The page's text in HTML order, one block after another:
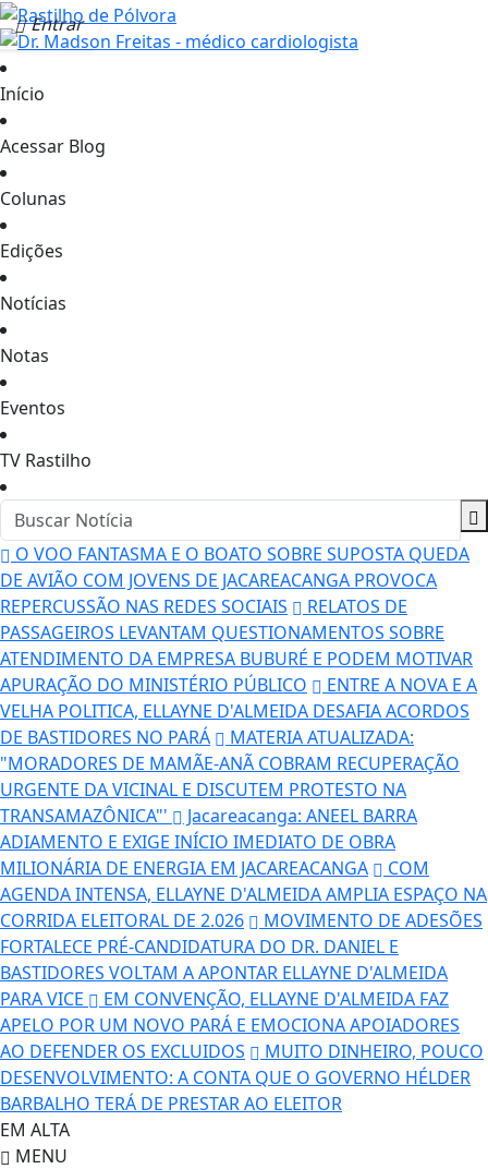
Entrar
Início
Acessar Blog
Colunas
Edições
Notícias
Notas
Eventos
TV Rastilho
O VOO FANTASMA E O BOATO SOBRE SUPOSTA QUEDA
DE AVIÃO COM JOVENS DE JACAREACANGA PROVOCA
REPERCUSSÃO NAS REDES SOCIAIS
RELATOS DE
PASSAGEIROS LEVANTAM QUESTIONAMENTOS SOBRE
ATENDIMENTO DA EMPRESA BUBURÉ E PODEM MOTIVAR
APURAÇÃO DO MINISTÉRIO PÚBLICO
ENTRE A NOVA E A
VELHA POLITICA, ELLAYNE D'ALMEIDA DESAFIA ACORDOS
DE BASTIDORES NO PARÁ
MATERIA ATUALIZADA:
"MORADORES DE MAMÃE-ANÃ COBRAM RECUPERAÇÃO
URGENTE DA VICINAL E DISCUTEM PROTESTO NA
TRANSAMAZÔNICA"'
Jacareacanga: ANEEL BARRA
ADIAMENTO E EXIGE INÍCIO IMEDIATO DE OBRA
MILIONÁRIA DE ENERGIA EM JACAREACANGA
COM
AGENDA INTENSA, ELLAYNE D'ALMEIDA AMPLIA ESPAÇO NA
CORRIDA ELEITORAL DE 2.026
MOVIMENTO DE ADESÕES
FORTALECE PRÉ-CANDIDATURA DO DR. DANIEL E
BASTIDORES VOLTAM A APONTAR ELLAYNE D'ALMEIDA
PARA VICE
EM CONVENÇÃO, ELLAYNE D'ALMEIDA FAZ
APELO POR UM NOVO PARÁ E EMOCIONA APOIADORES
AO DEFENDER OS EXCLUIDOS
MUITO DINHEIRO, POUCO
DESENVOLVIMENTO: A CONTA QUE O GOVERNO HÉLDER
BARBALHO TERÁ DE PRESTAR AO ELEITOR
EM ALTA
MENU